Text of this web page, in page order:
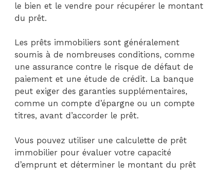
le bien et le vendre pour récupérer le montant
du prêt.
Les prêts immobiliers sont généralement
soumis à de nombreuses conditions, comme
une assurance contre le risque de défaut de
paiement et une étude de crédit. La banque
peut exiger des garanties supplémentaires,
comme un compte d’épargne ou un compte
titres, avant d’accorder le prêt.
Vous pouvez utiliser une calculette de prêt
immobilier pour évaluer votre capacité
d’emprunt et déterminer le montant du prêt